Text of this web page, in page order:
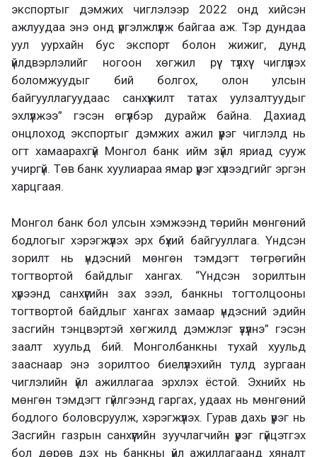
экспортыг дэмжих чиглэлээр 2022 онд хийсэн
ажлуудаа энэ онд үргэлжлүүлж байгаа аж. Тэр дундаа
уул уурхайн бус экспорт болон жижиг, дунд
үйлдвэрлэлийг ногоон хөгжил рүү түлхүү чиглүүлэх
боломжуудыг бий болгох, олон улсын
байгууллагуудаас санхүүжилт татах уулзалтуудыг
эхлүүлжээ” гэсэн өгүүлбэр дурайж байна. Дахиад
онцлоход экспортыг дэмжих ажил үүрэг чиглэлд нь
огт хамаарахгүй Монгол банк ийм зүйл яриад сууж
учиргүй. Төв банк хуулиараа ямар үүрэг хүлээдгийг эргэн
харцгаая.
Монгол банк бол улсын хэмжээнд төрийн мөнгөний
бодлогыг хэрэгжүүлэх эрх бүхий байгууллага. Үндсэн
зорилт нь үндэсний мөнгөн тэмдэгт төгрөгийн
тогтвортой байдлыг хангах. “Үндсэн зорилтын
хүрээнд санхүүгийн зах зээл, банкны тогтолцооны
тогтвортой байдлыг хангах замаар үндэсний эдийн
засгийн тэнцвэртэй хөгжилд дэмжлэг үзүүлнэ” гэсэн
заалт хуульд бий. Монголбанкны тухай хуульд
зааснаар энэ зорилтоо биелүүлэхийн тулд зургаан
чиглэлийн үйл ажиллагаа эрхлэх ёстой. Эхнийх нь
мөнгөн тэмдэгт гүйлгээнд гаргах, удаах нь мөнгөний
бодлого боловсруулж, хэрэгжүүлэх. Гурав дахь үүрэг нь
Засгийн газрын санхүүгийн зуучлагчийн үүрэг гүйцэтгэх
бол дөрөв дэх нь банкны үйл ажиллагаанд хяналт